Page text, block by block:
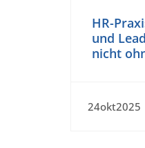
HR-
und
nicht
24okt2025